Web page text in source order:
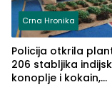
Crna Hronika
Policija otkrila
206 stabljika
konoplje i kokain,